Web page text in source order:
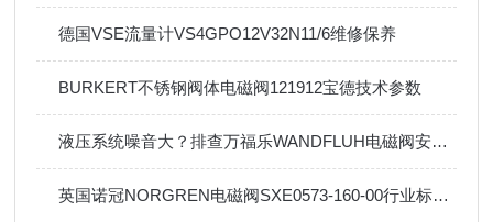
德国VSE流量计VS4GPO12V32N11/6维修保养
BURKERT不锈钢阀体电磁阀121912宝德技术参数
液压系统噪音大？排查万福乐WANDFLUH电磁阀安装与油液污染的技巧
英国诺冠NORGREN电磁阀SXE0573-160-00行业标准及应用